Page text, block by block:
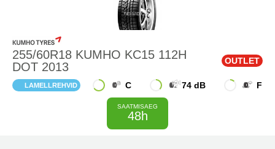
255/60R18 KUMHO KC15 112H
DOT 2013
OUTLET
LAMELLREHVID C 74 dB F
SAATMISAEG
48h